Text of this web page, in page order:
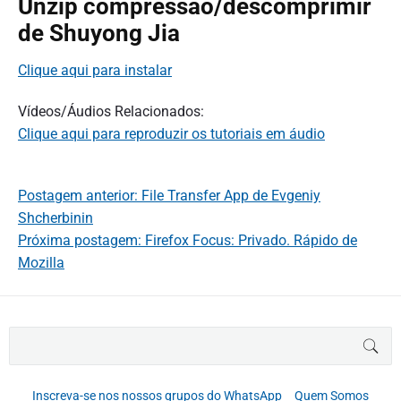
Unzip compressão/descomprimir
de Shuyong Jia
Clique aqui para instalar
Vídeos/Áudios Relacionados:
Clique aqui para reproduzir os tutoriais em áudio
Postagem anterior: File Transfer App de Evgeniy
Shcherbinin
Próxima postagem: Firefox Focus: Privado. Rápido de
Mozilla
Inscreva-se nos nossos grupos do WhatsApp Quem Somos